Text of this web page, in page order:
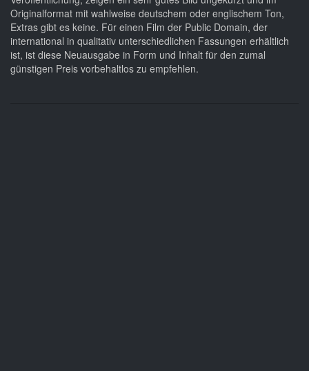
Originalformat mit wahlweise deutschem oder englischem Ton,
Extras gibt es keine. Für einen Film der Public Domain, der
international in qualitativ unterschiedlichen Fassungen erhältlich
ist, ist diese Neuausgabe in Form und Inhalt für den zumal
günstigen Preis vorbehaltlos zu empfehlen.